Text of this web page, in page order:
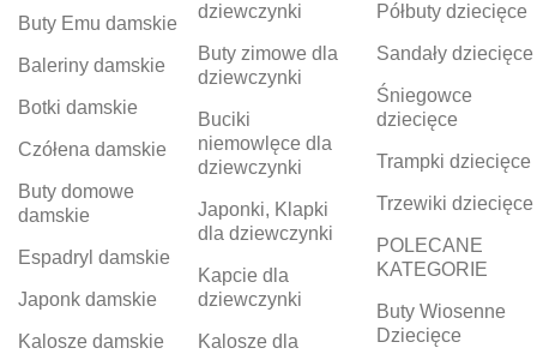
Buty Emu damskie
Baleriny damskie
Botki damskie
Czółena damskie
Buty domowe
damskie
Espadryl damskie
Japonk damskie
Kalosze damskie
dziewczynki
Buty zimowe dla
dziewczynki
Buciki
niemowlęce dla
dziewczynki
Japonki, Klapki
dla dziewczynki
Kapcie dla
dziewczynki
Kalosze dla
Półbuty dziecięce
Sandały dziecięce
Śniegowce
dziecięce
Trampki dziecięce
Trzewiki dziecięce
POLECANE
KATEGORIE
Buty Wiosenne
Dziecięce